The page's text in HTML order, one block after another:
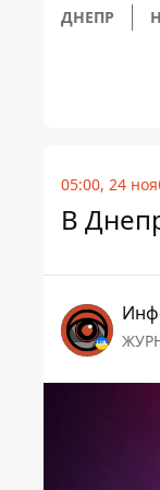
ДНЕПР
05:00, 24
В